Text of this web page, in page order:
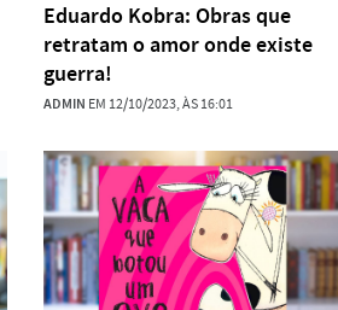
Eduardo Kobra: Obras que
retratam o amor onde existe
guerra!
ADMIN EM 12/10/2023, ÀS 16:01